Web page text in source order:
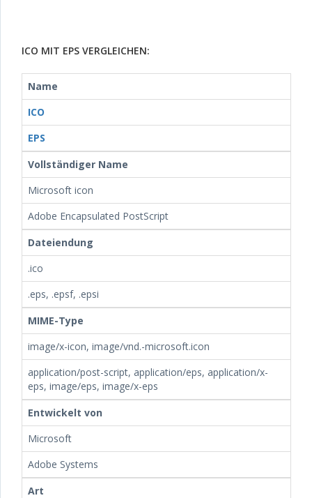
ICO MIT EPS VERGLEICHEN:
Name
ICO
EPS
Vollständiger Name
Microsoft icon
Adobe Encapsulated PostScript
Dateiendung
.ico
.eps, .epsf, .epsi
MIME-Type
image/x-icon, image/vnd.-microsoft.icon
application/post-script, application/eps, application/x-
eps, image/eps, image/x-eps
Entwickelt von
Microsoft
Adobe Systems
Art